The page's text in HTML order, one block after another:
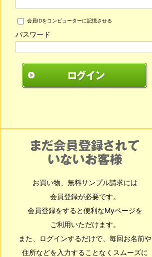
会員IDをコンピューターに記憶させる
パスワード
お買い物、無料サンプル請求には
会員登録が必要です。
会員登録をすると便利なMyページを
ご利用いただけます。
また、ログインするだけで、毎回お名前や
住所などを入力することなくスムーズに